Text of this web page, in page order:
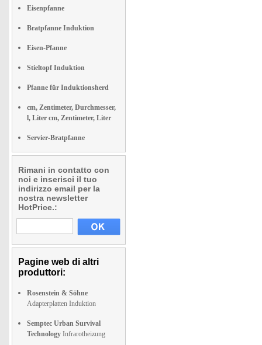
Eisenpfanne
Bratpfanne Induktion
Eisen-Pfanne
Stieltopf Induktion
Pfanne für Induktionsherd
cm, Zentimeter, Durchmesser,
l, Liter cm, Zentimeter, Liter
Servier-Bratpfanne
Rimani in contatto con
noi e inserisci il tuo
indirizzo email per la
nostra newsletter
HotPrice.:
Pagine web di altri
produttori:
Rosenstein & Söhne
Adapterplatten Induktion
Semptec Urban Survival
Technology Infrarotheizung